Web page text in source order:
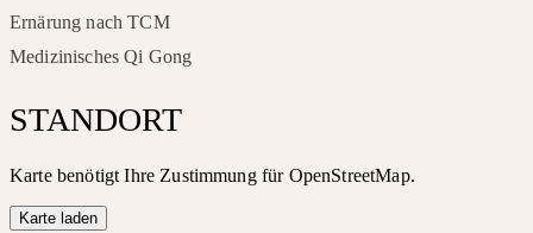
Ernärung nach TCM
Medizinisches Qi Gong
STANDORT
Karte benötigt Ihre Zustimmung für OpenStreetMap.
Karte laden